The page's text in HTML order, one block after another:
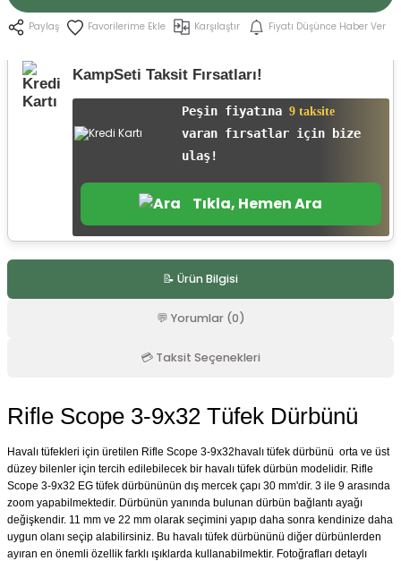
Paylaş Karşılaştır Fiyatı Düşünce Haber Ver
KampSeti Taksit Fırsatları!
Peşin fiyatına 9 taksite
varan fırsatlar için bize
ulaş!
Tıkla, Hemen Ara
📝 Ürün Bilgisi
💬 Yorumlar (0)
💳 Taksit Seçenekleri
Rifle Scope 3-9x32 Tüfek Dürbünü
Havalı tüfekleri için üretilen Rifle Scope 3-9x32havalı tüfek dürbünü orta ve üst
düzey bilenler için tercih edilebilecek bir havalı tüfek dürbün modelidir. Rifle
Scope 3-9x32 EG tüfek dürbününün dış mercek çapı 30 mm'dir. 3 ile 9 arasında
zoom yapabilmektedir. Dürbünün yanında bulunan dürbün bağlantı ayağı
değişkendir. 11 mm ve 22 mm olarak seçimini yapıp daha sonra kendinize daha
uygun olanı seçip alabilirsiniz. Bu havalı tüfek dürbününü diğer dürbünlerden
ayıran en önemli özellik farklı ışıklarda kullanabilmektir. Fotoğrafları detaylı